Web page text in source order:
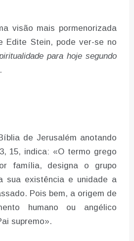
visão mais pormenorizada
Edite Stein, pode ver-se no
para hoje segundo
de Jerusalém anotando
15, indica: «O termo grego
família, designa o grupo
sua existência e unidade a
Pois bem, a origem de
humano ou angélico
supremo».